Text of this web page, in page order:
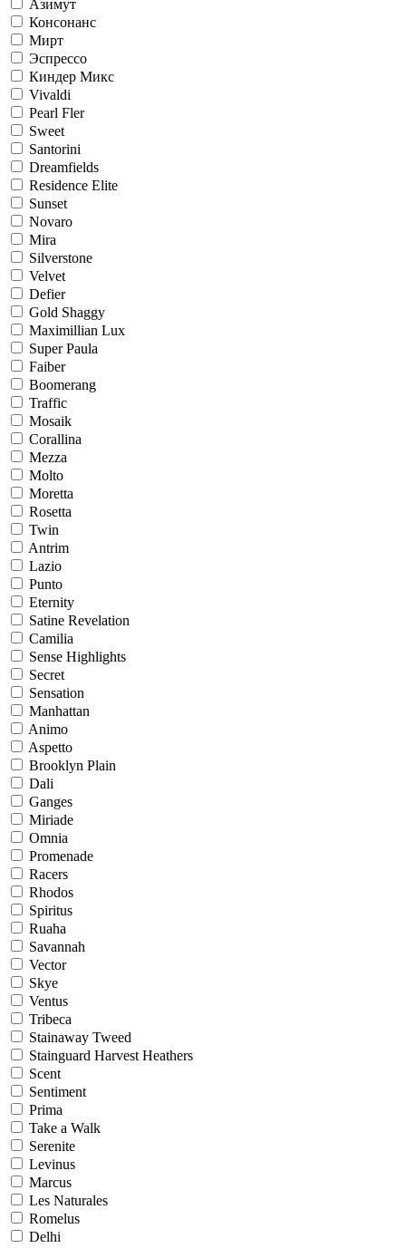
Азимут
Консонанс
Мирт
Эспрессо
Киндер Микс
Vivaldi
Pearl Fler
Sweet
Santorini
Dreamfields
Residence Elite
Sunset
Novaro
Mira
Silverstone
Velvet
Defier
Gold Shaggy
Maximillian Lux
Super Paula
Faiber
Boomerang
Traffic
Mosaik
Corallina
Mezza
Molto
Moretta
Rosetta
Twin
Antrim
Lazio
Punto
Eternity
Satine Revelation
Camilia
Sense Highlights
Secret
Sensation
Manhattan
Animo
Aspetto
Brooklyn Plain
Dali
Ganges
Miriade
Omnia
Promenade
Racers
Rhodos
Spiritus
Ruaha
Savannah
Vector
Skye
Ventus
Tribeca
Stainaway Tweed
Stainguard Harvest Heathers
Scent
Sentiment
Prima
Take a Walk
Serenite
Levinus
Marcus
Les Naturales
Romelus
Delhi